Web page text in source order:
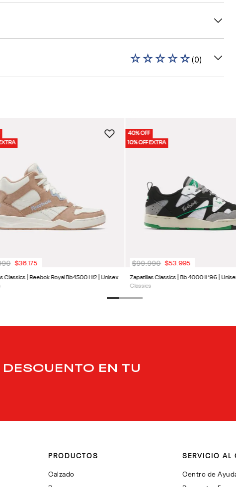
☆☆☆☆☆(0)
Classics | Reebok Royal Bb4500 Hi2 | Unisex
$36.175
40% OFF
10% OFF EXTRA
Zapatillas Classics | Bb 4000 Ii ‘96 |
Classics
$99.990 $53.995
EN TU
PRODUCTOS
Calzado
SERVICIO AL
Centro de